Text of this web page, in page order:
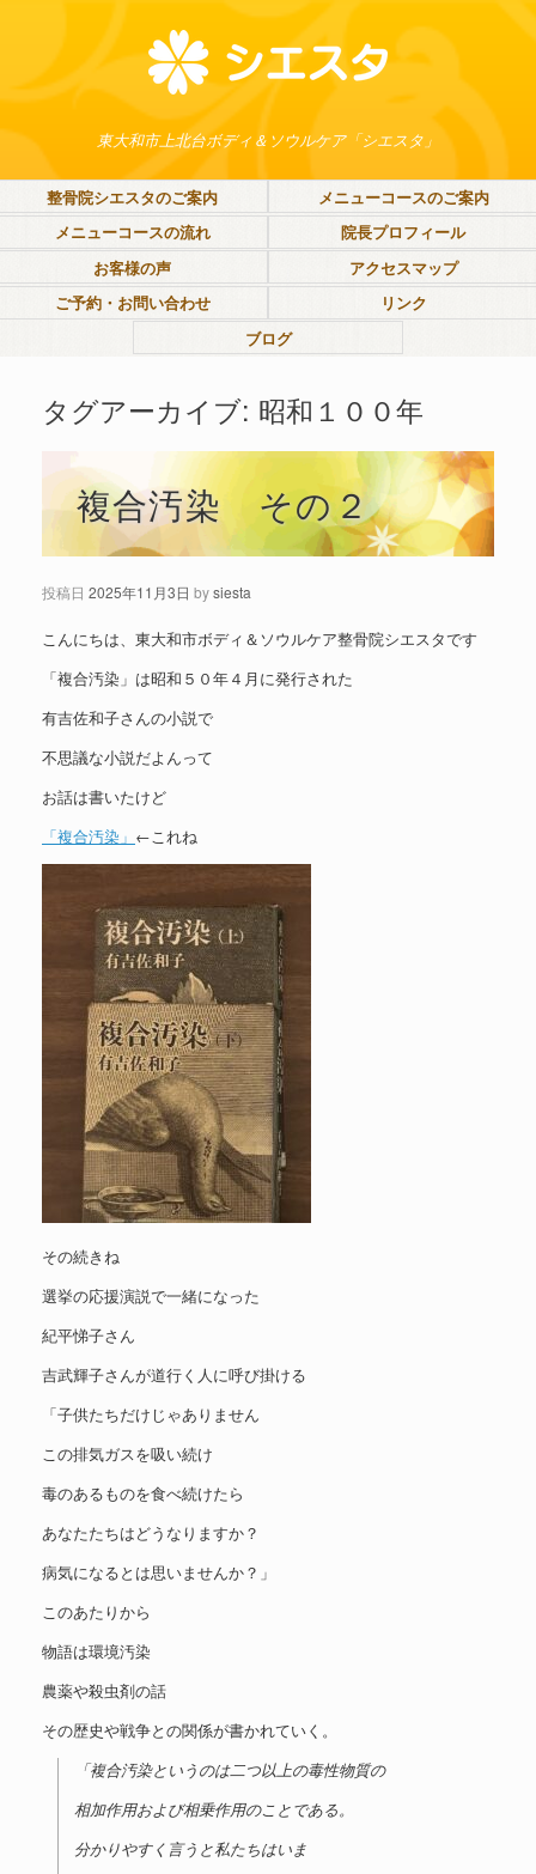
東大和市上北台ボディ＆ソウルケア「シエスタ」
整骨院シエスタのご案内
メニューコースのご案内
メニューコースの流れ
院長プロフィール
お客様の声
アクセスマップ
ご予約・お問い合わせ
リンク
ブログ
タグアーカイブ: 昭和１００年
複合汚染 その２
投稿日 2025年11月3日 bysiesta
こんにちは、東大和市ボディ＆ソウルケア整骨院シエスタです
「複合汚染」は昭和５０年４月に発行された
有吉佐和子さんの小説で
不思議な小説だよんって
お話は書いたけど
「複合汚染」 ←これね
その続きね
選挙の応援演説で一緒になった
紀平悌子さん
吉武輝子さんが道行く人に呼び掛ける
「子供たちだけじゃありません
この排気ガスを吸い続け
毒のあるものを食べ続けたら
あなたたちはどうなりますか？
病気になるとは思いませんか？」
このあたりから
物語は環境汚染
農薬や殺虫剤の話
その歴史や戦争との関係が書かれていく。
「複合汚染というのは二つ以上の毒性物質の
相加作用および相乗作用のことである。
分かりやすく言うと私たちはいま